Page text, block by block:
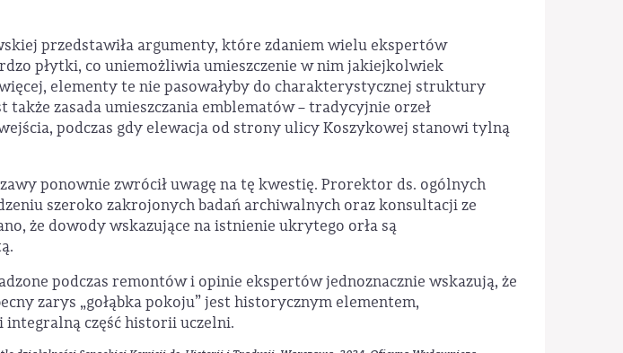
przedstawiła argumenty, które zdaniem wielu ekspertów
płytki, co uniemożliwia umieszczenie w nim jakiejkolwiek
elementy te nie pasowałyby do charakterystycznej struktury
zasada umieszczania emblematów – tradycyjnie orzeł
podczas gdy elewacja od strony ulicy Koszykowej stanowi tylną
ponownie zwrócił uwagę na tę kwestię. Prorektor ds. ogólnych
szeroko zakrojonych badań archiwalnych oraz konsultacji ze
że dowody wskazujące na istnienie ukrytego orła są
podczas remontów i opinie ekspertów jednoznacznie wskazują, że
zarys „gołąbka pokoju” jest historycznym elementem,
integralną część historii uczelni.